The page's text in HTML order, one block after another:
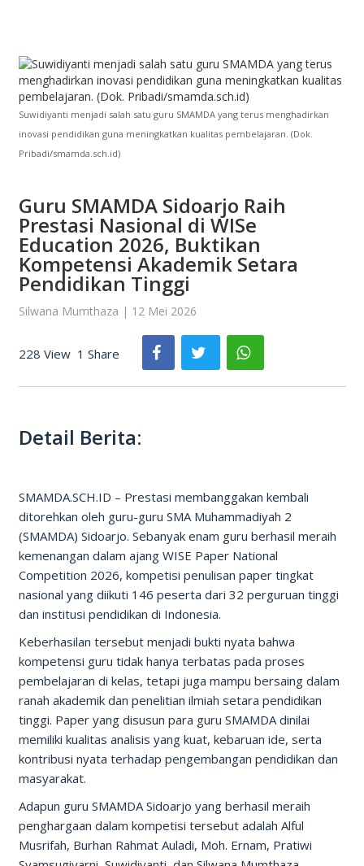
Suwidiyanti menjadi salah satu guru SMAMDA yang terus menghadirkan
inovasi pendidikan guna meningkatkan kualitas pembelajaran. (Dok.
Pribadi/smamda.sch.id)
Guru SMAMDA Sidoarjo Raih
Prestasi Nasional di WISe
Education 2026, Buktikan
Kompetensi Akademik Setara
Pendidikan Tinggi
Silwana Mumthaza | 12 Mei 2026
228 View 1 Share
Detail Berita:
SMAMDA.SCH.ID – Prestasi membanggakan kembali
ditorehkan oleh guru-guru SMA Muhammadiyah 2
(SMAMDA) Sidoarjo. Sebanyak enam guru berhasil meraih
kemenangan dalam ajang WISE Paper National
Competition 2026, kompetisi penulisan paper tingkat
nasional yang diikuti 146 peserta dari 32 perguruan tinggi
dan institusi pendidikan di Indonesia.
Keberhasilan tersebut menjadi bukti nyata bahwa
kompetensi guru tidak hanya terbatas pada proses
pembelajaran di kelas, tetapi juga mampu bersaing dalam
ranah akademik dan penelitian ilmiah setara pendidikan
tinggi. Paper yang disusun para guru SMAMDA dinilai
memiliki kualitas analisis yang kuat, kebaruan ide, serta
kontribusi nyata terhadap pengembangan pendidikan dan
masyarakat.
Adapun guru SMAMDA Sidoarjo yang berhasil meraih
penghargaan dalam kompetisi tersebut adalah Alful
Musrifah, Burhan Rahmat Auladi, Moh. Ernam, Pratiwi